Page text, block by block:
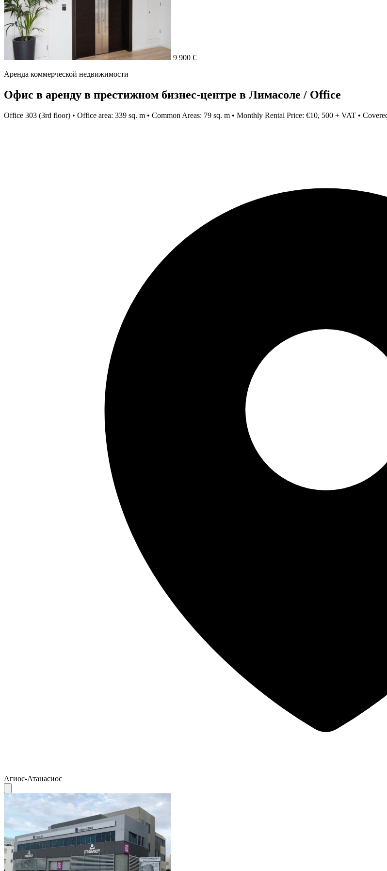
9 900 €
Аренда коммерческой недвижимости
Офис в аренду в престижном бизнес-центре в Лимасоле / Office
Office 303 (3rd floor) • Office area: 339 sq. m • Common Areas: 79 sq. m • Monthly Rental Price: €10, 500 + VAT •
Агиос-Атанасиос